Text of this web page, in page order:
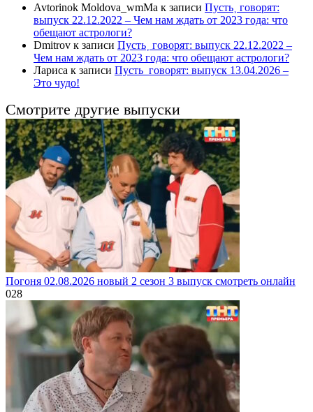
Avtorinok Moldova_wmMa к записи Пусть˲ говорят:
выпуск 22.12.2022 – Чем нам ждать от 2023 года: что
обещают астрологи?
Dmitrov к записи Пусть˲ говорят: выпуск 22.12.2022 –
Чем нам ждать от 2023 года: что обещают астрологи?
Лариса к записи Пусть_говорят: выпуск 13.04.2026 –
Это чудо!
Смотрите другие выпуски
Погоня 02.08.2026 новый 2 сезон 3 выпуск смотреть онлайн
028